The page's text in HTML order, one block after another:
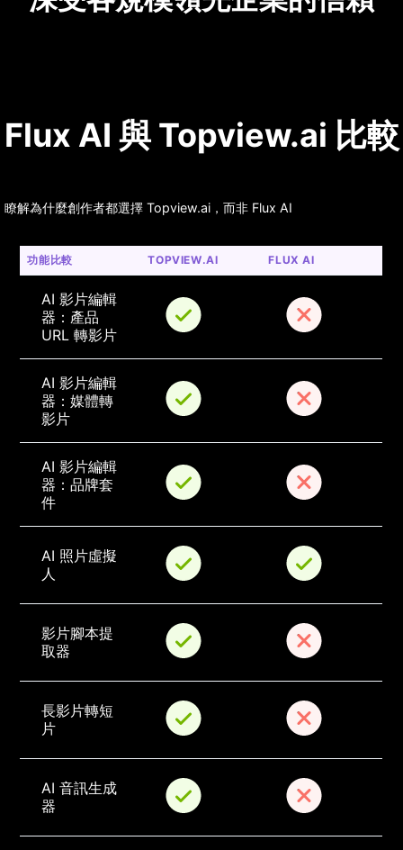
Flux AI 與 Topview.ai 比較
瞭解為什麼創作者都選擇 Topview.ai，而非 Flux AI
功能比較 TOPVIEW.AI FLUX AI
AI 影片編輯
器：產品
URL 轉影片
AI 影片編輯
器：媒體轉
影片
AI 影片編輯
器：品牌套
件
AI 照片虛擬
人
影片腳本提
取器
長影片轉短
片
AI 音訊生成
器